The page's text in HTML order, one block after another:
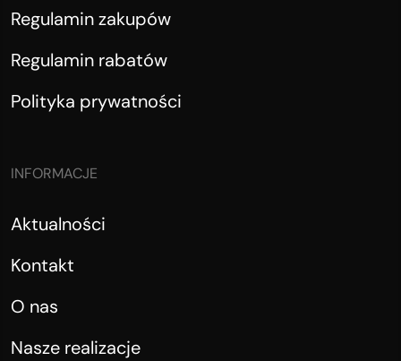
Regulamin zakupów
Regulamin rabatów
Polityka prywatności
INFORMACJE
Aktualności
Kontakt
O nas
Nasze realizacje